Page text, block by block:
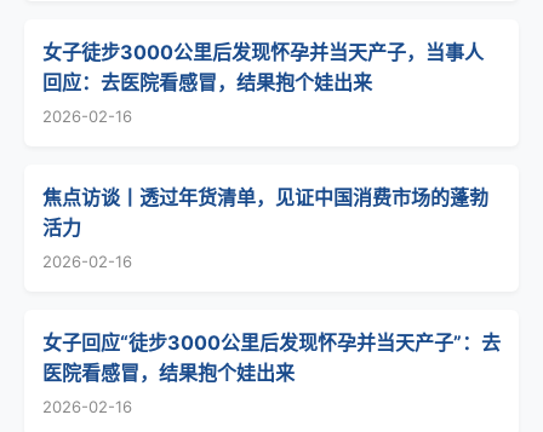
女子徒步3000公里后发现怀孕并当天产子，当事人
回应：去医院看感冒，结果抱个娃出来
2026-02-16
焦点访谈丨透过年货清单，见证中国消费市场的蓬勃
活力
2026-02-16
女子回应“徒步3000公里后发现怀孕并当天产子”：去
医院看感冒，结果抱个娃出来
2026-02-16